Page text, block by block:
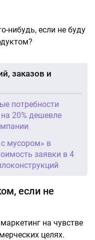
заказов и
потребности
20% дешевле
мусором» в
заявки в 4
если не
на чувстве
целях.